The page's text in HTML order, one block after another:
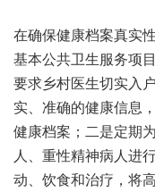
在确保健康档案真实
基本公共卫生服务项
要求乡村医生切实入
实、准确的健康信息
健康档案；二是定期
人、重性精神病人进
动、饮食和治疗，将